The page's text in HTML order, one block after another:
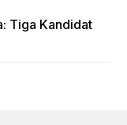
Tiga Kandidat